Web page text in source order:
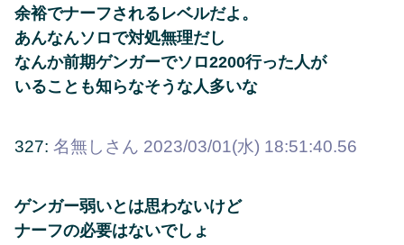
余裕でナーフされるレベルだよ。
あんなんソロで対処無理だし
なんか前期ゲンガーでソロ2200行った人が
いることも知らなそうな人多いな
327: 名無しさん 2023/03/01(水) 18:51:40.56
ゲンガー弱いとは思わないけど
ナーフの必要はないでしょ